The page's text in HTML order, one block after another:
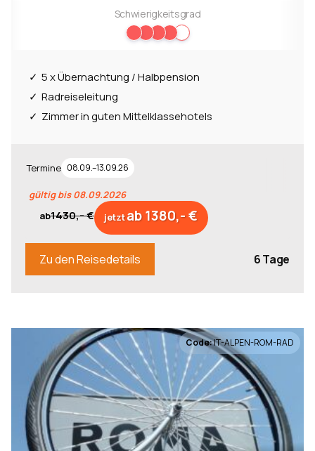
Schwierigkeitsgrad
5 x Übernachtung / Halbpension
Radreiseleitung
Zimmer in guten Mittelklassehotels
Termine 08.09.–13.09.26
Zu den Reisedetails 6 Tage
ab1430,- € jetztab 1380,- €
gültig bis 08.09.2026
Code:IT-ALPEN-ROM-RAD